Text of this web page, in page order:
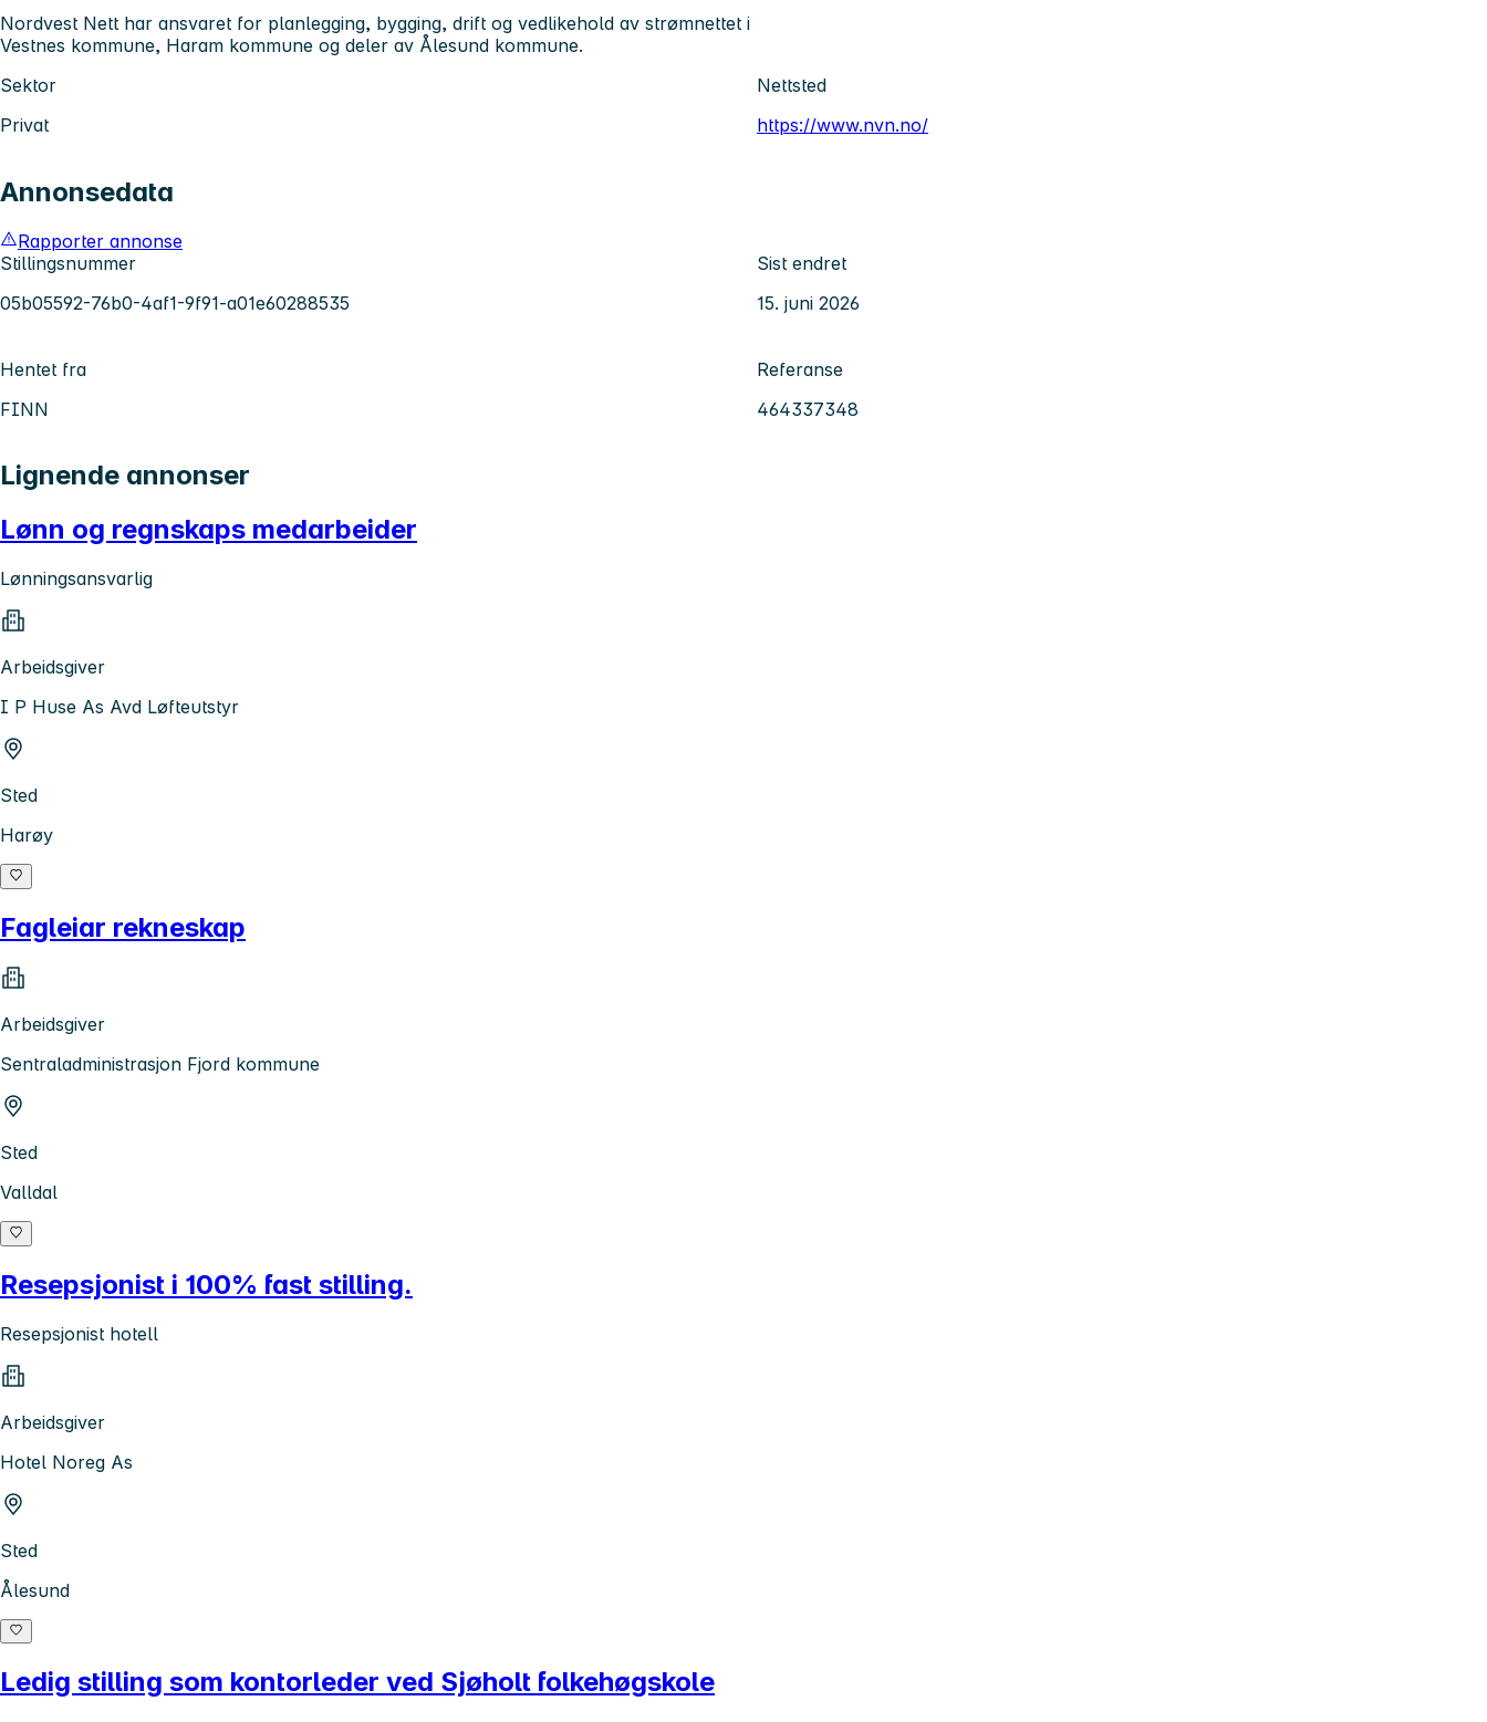
Nordvest Nett har ansvaret for planlegging, bygging, drift og vedlikehold av strømnettet i
Vestnes kommune, Haram kommune og deler av Ålesund kommune.
Sektor
Privat
Nettsted
https://www.nvn.no/
Annonsedata
Rapporter annonse
Stillingsnummer
05b05592-76b0-4af1-9f91-a01e60288535
Sist endret
15. juni 2026
Hentet fra
FINN
Referanse
464337348
Lignende annonser
Lønn og regnskaps medarbeider
Lønningsansvarlig
Arbeidsgiver
I P Huse As Avd Løfteutstyr
Sted
Harøy
Fagleiar rekneskap
Arbeidsgiver
Sentraladministrasjon Fjord kommune
Sted
Valldal
Resepsjonist i 100% fast stilling.
Resepsjonist hotell
Arbeidsgiver
Hotel Noreg As
Sted
Ålesund
Ledig stilling som kontorleder ved Sjøholt folkehøgskole